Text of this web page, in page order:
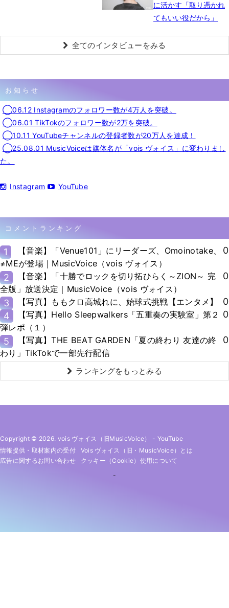
に活かす「取り憑かれ
てもいい役だから」
全てのインタビューをみる
お知らせ
◯06.12 Instagramのフォロワー数が4万人を突破。
◯06.01 TikTokのフォロワー数が2万を突破。
◯10.11 YouTubeチャンネルの登録者数が20万人を達成！
◯25.08.01 MusicVoiceは媒体名が「vois ヴォイス」に変わりまし
た。
Instagram YouTube
コメントランキング
1
【音楽】「Venue101」にリーダーズ、Omoinotake、
≠MEが登場｜MusicVoice（vois ヴォイス）
0
2
【音楽】「十勝でロックを切り拓ひらく～ZION～ 完
全版」放送決定｜MusicVoice（vois ヴォイス）
0
3 【写真】ももクロ高城れに、始球式挑戦【エンタメ】
0
4
【写真】Hello Sleepwalkers「五重奏の実験室」第２
弾レポ（１）
0
5
【写真】THE BEAT GARDEN「夏の終わり 友達の終
わり」TikTokで一部先行配信
0
ランキングをもっとみる
Copyright © 2026. vois ヴォイス（旧MusicVoice） - YouTube
情報提供・取材案内の受付
Vois ヴォイス（旧・MusicVoice）とは
広告に関するお問い合わせ
クッキー（cookie）使用について
-